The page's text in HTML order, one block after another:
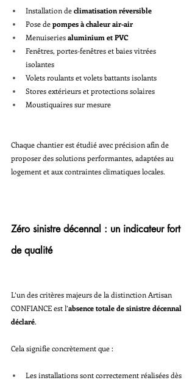
Installation de climatisation réversible
Pose de pompes à chaleur air-air
Menuiseries aluminium et PVC
Fenêtres, portes-fenêtres et baies vitrées
isolantes
Volets roulants et volets battants isolants
Stores extérieurs et protections solaires
Moustiquaires sur mesure
Chaque chantier est étudié avec précision afin de
proposer des solutions performantes, adaptées au
logement et aux contraintes climatiques locales.
Zéro sinistre décennal : un indicateur fort
de qualité
L’un des critères majeurs de la distinction Artisan
CONFIANCE est l’absence totale de sinistre décennal
déclaré.
Cela signifie concrètement que :
Les installations sont correctement réalisées dès